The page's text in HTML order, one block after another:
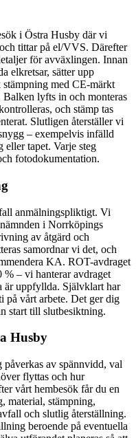
i Östra Husby där vi
tittar på el/VVS. Därefter
för avväxlingen. Innan
elkretsar, sätter upp
med CE-märkt
Balken lyfts in och monteras
och stämp tas
Slutligen återställer vi
– exempelvis infälld
tapet. Varje steg
fotodokumentation.
anmälningspliktigt. Vi
i Norrköpings
av åtgärd och
samordnar vi det, och
KA. ROT-avdraget
% – vi hanterar avdraget
är uppfyllda. Självklart har
på vårt arbete. Det ger dig
start till slutbesiktning.
Husby
av spännvidd, val
flyttas och hur
vårt hembesök får du en
material, stämpning,
och slutlig återställning.
beroende på eventuella